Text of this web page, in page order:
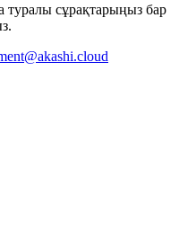
туралы сұрақтарыңыз бар